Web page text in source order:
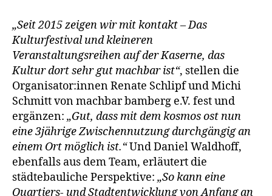
„Seit 2015 zeigen wir mit kontakt – Das
Kulturfestival und kleineren
Veranstaltungsreihen auf der Kaserne, das
Kultur dort sehr gut machbar ist“, stellen die
Organisator:innen Renate Schlipf und Michi
Schmitt von machbar bamberg e.V. fest und
ergänzen: „Gut, dass mit dem kosmos ost nun
eine 3jährige Zwischennutzung durchgängig an
einem Ort möglich ist.“Und Daniel Waldhoff,
ebenfalls aus dem Team, erläutert die
städtebauliche Perspektive: „So kann eine
Quartiers- und Stadtentwicklung von Anfang an